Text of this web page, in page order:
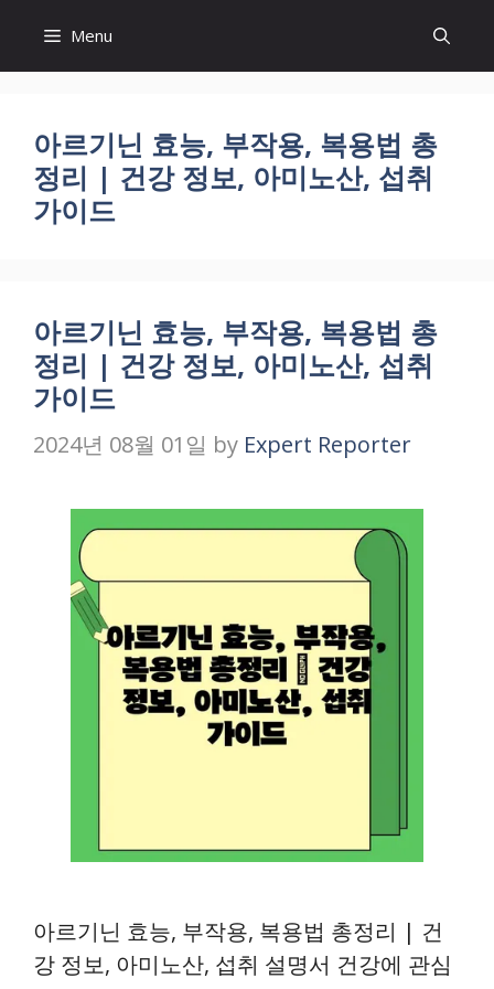
content
Menu
아르기닌 효능, 부작용, 복용법 총
정리 | 건강 정보, 아미노산, 섭취
가이드
아르기닌 효능, 부작용, 복용법 총
정리 | 건강 정보, 아미노산, 섭취
가이드
2024년 08월 01일 by Expert Reporter
아르기닌 효능, 부작용, 복용법 총정리 | 건
강 정보, 아미노산, 섭취 설명서 건강에 관심